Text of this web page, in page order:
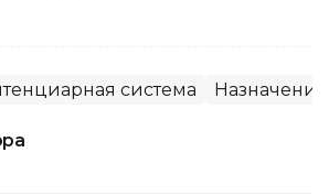
система Назначения